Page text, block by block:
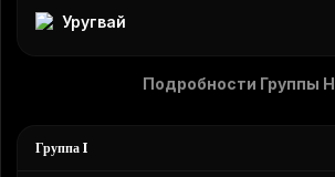
Уругвай
Подробности Группы H
Группа I